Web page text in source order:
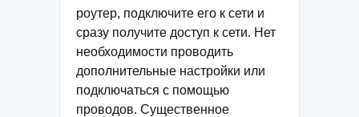
роутер, подключите его к сети и
сразу получите доступ к сети. Нет
необходимости проводить
дополнительные настройки или
подключаться с помощью
проводов. Существенное